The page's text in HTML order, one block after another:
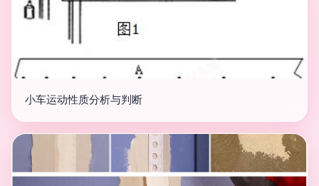
小车运动性质分析与判断